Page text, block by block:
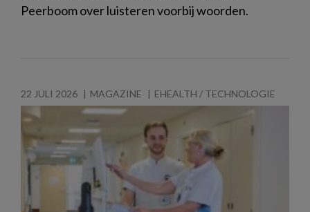
Peerboom over luisteren voorbij woorden.
22 JULI 2026 MAGAZINE EHEALTH / TECHNOLOGIE